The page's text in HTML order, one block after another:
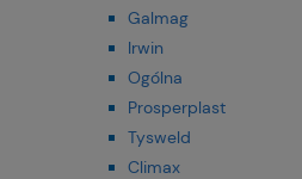
Galmag
Irwin
Ogólna
Prosperplast
Tysweld
Climax